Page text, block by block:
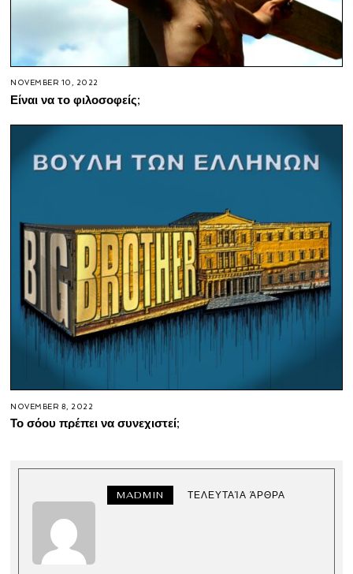
NOVEMBER 10, 2022
Είναι να το φιλοσοφείς;
NOVEMBER 8, 2022
Το σόου πρέπει να συνεχιστεί;
MADMIN ΤΕΛΕΥΤΑΊΑ ΆΡΘΡΑ